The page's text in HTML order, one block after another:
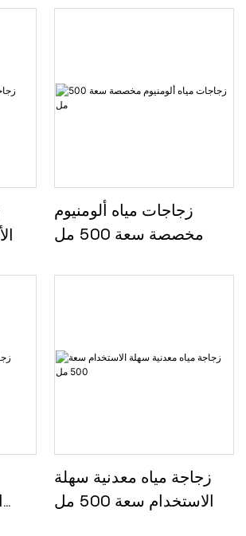
زجاجات مياه ألومنيوم
مخصصة سعة 500 مل
زجاجة مياه معدنية سهلة
الاستخدام سعة 500 مل